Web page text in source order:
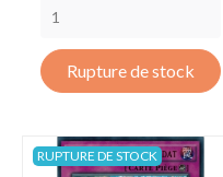
Rupture de stock
RUPTURE DE STOCK